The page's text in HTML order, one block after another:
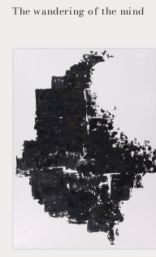
The wandering of the mind